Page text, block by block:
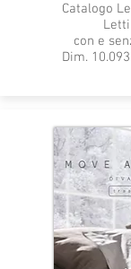
Catalogo
con e
Dim.